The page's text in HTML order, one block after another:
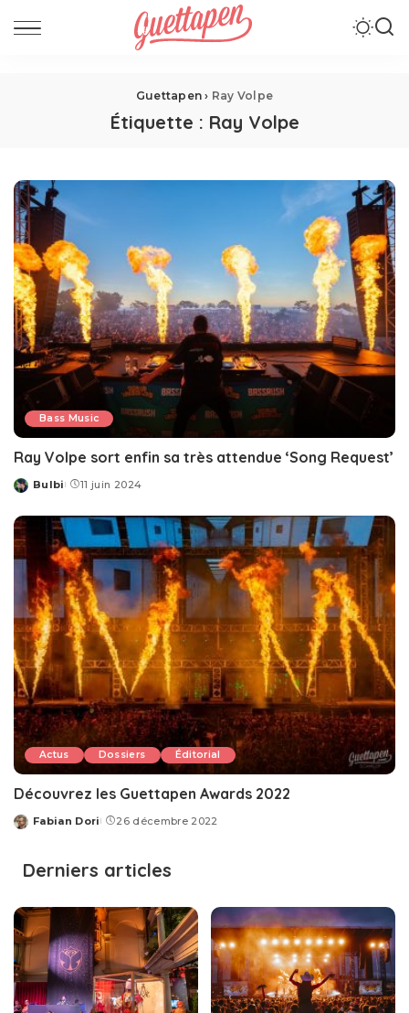
Guettapen › Ray Volpe
Étiquette : Ray Volpe
Bass Music
Ray Volpe sort enfin sa très attendue ‘Song Request’
Posted
Bulbi 11 juin 2024
Actus Dossiers Éditorial
Découvrez les Guettapen Awards 2022
Posted
Fabian Dori 26 décembre 2022
Derniers articles